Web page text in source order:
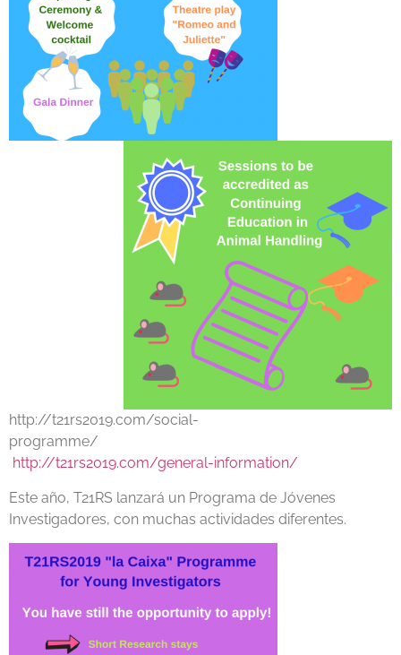
http://t21rs2019.com/social-
programme/
http://t21rs2019.com/general-information/
Este año, T21RS lanzará un Programa de Jóvenes
Investigadores, con muchas actividades diferentes.